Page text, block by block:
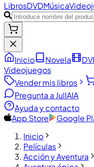
LibrosDVDMúsica
Inicio Novela
Videojuegos
Vender mis libros
Pregunta a JulIAIA
Ayuda y contacto
App Store
Google
Inicio
Películas
Acción y Aventura